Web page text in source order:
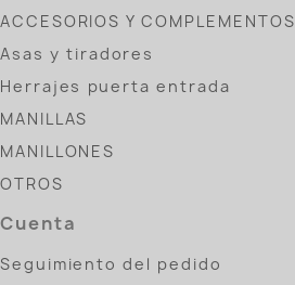
ACCESORIOS Y COMPLEMENTOS
Asas y tiradores
Herrajes puerta entrada
MANILLAS
MANILLONES
OTROS
Cuenta
Seguimiento del pedido